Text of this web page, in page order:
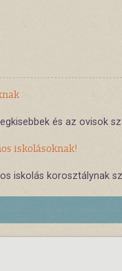
és az ovisok
iskolásoknak!
iskolás korosztálynak